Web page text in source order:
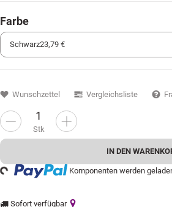
Farbe
Stk
IN DEN
Komponenten werden
Sofort verfügbar
Wunschzettel Vergleichsliste